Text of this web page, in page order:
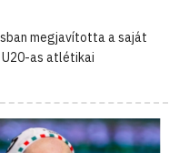
megjavította a saját
as atlétikai